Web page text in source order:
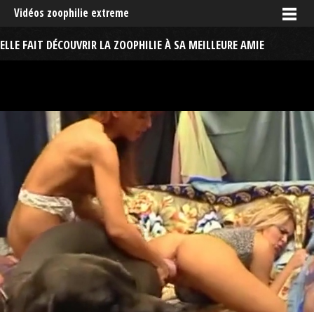
Vidéos zoophilie extreme
ELLE FAIT DÉCOUVRIR LA ZOOPHILIE À SA MEILLEURE AMIE